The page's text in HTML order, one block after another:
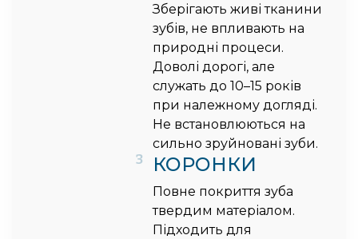
Зберігають живі тканини
зубів, не впливають на
природні процеси.
Доволі дорогі, але
служать до 10–15 років
при належному догляді.
Не встановлюються на
сильно зруйновані зуби.
3
КОРОНКИ
Повне покриття зуба
твердим матеріалом.
Підходить для